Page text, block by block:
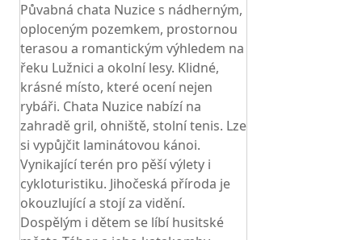
Půvabná chata Nuzice s nádherným,
oploceným pozemkem, prostornou
terasou a romantickým výhledem na
řeku Lužnici a okolní lesy. Klidné,
krásné místo, které ocení nejen
rybáři. Chata Nuzice nabízí na
zahradě gril, ohniště, stolní tenis. Lze
si vypůjčit laminátovou kánoi.
Vynikající terén pro pěší výlety i
cykloturistiku. Jihočeská příroda je
okouzlující a stojí za vidění.
Dospělým i dětem se líbí husitské